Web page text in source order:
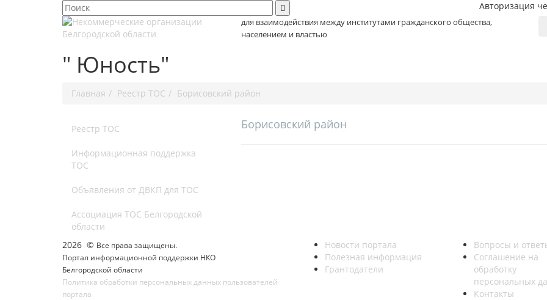
Авторизация
для взаимодействия между институтами гражданского общества,
населением и властью
" Юность"
Главная Реестр ТОС Борисовский район
Реестр ТОС
Информационная поддержка
ТОС
Объявления от ДВКП для ТОС
Ассоциация ТОС Белгородской
области
Борисовский район
2026 © Все права защищены.
Портал информационной поддержки НКО
Белгородской области
Политика обработки персональных данных пользователей
портала
Новости портала
Полезная информация
Грантодатели
Вопросы и
Соглашение на
обработку
персональных
Контакты